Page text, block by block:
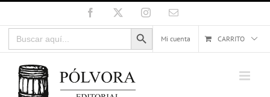
al
contenido
Facebook InstagramCorreo
Buscar:
Botón de búsqueda
Mi cuenta
CARRITO